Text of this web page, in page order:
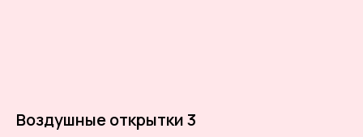
Воздушные открытки 3